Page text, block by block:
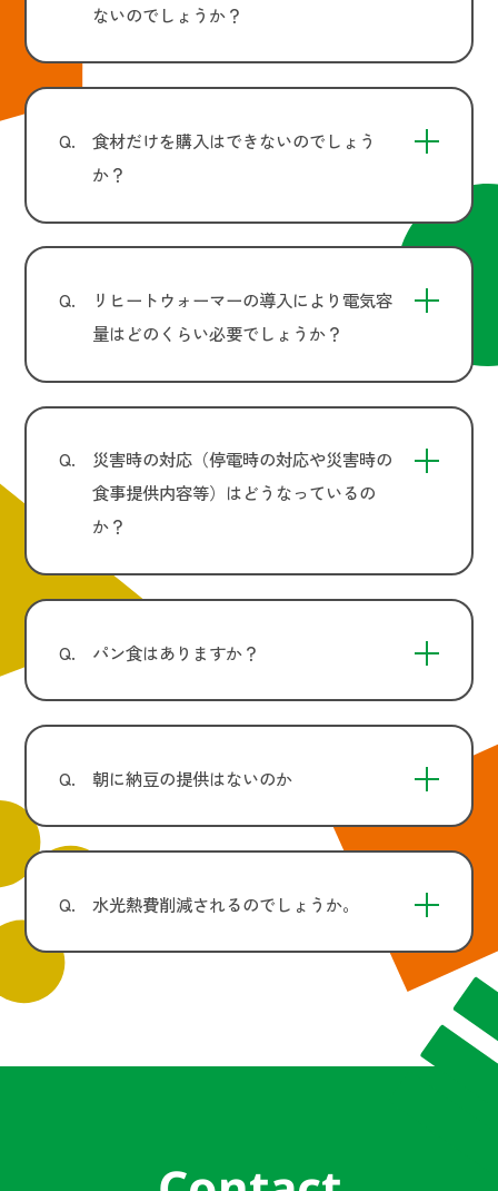
ないのでしょうか？
Q.
食材だけを購入はできないのでしょう
か？
Q.
リヒートウォーマーの導入により電気容
量はどのくらい必要でしょうか？
Q.
災害時の対応（停電時の対応や災害時の
食事提供内容等）はどうなっているの
か？
Q. パン食はありますか？
Q. 朝に納豆の提供はないのか
Q. 水光熱費削減されるのでしょうか。